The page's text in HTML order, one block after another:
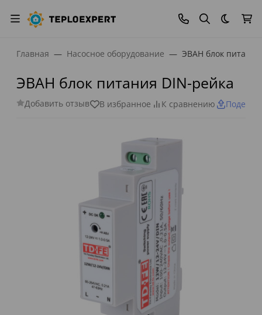
Темная
Главная Насосное оборудование ЭВАН блок
ЭВАН блок питания DIN-рейка
Добавить отзыв В избранное К сравнению